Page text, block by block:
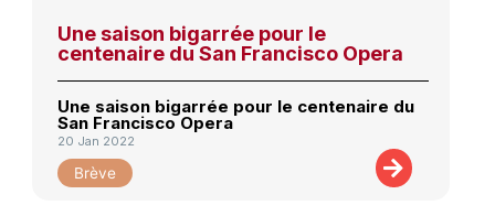
Une saison bigarrée pour le
centenaire du San Francisco Opera
Une saison bigarrée pour le centenaire du
San Francisco Opera
20 Jan 2022
Brève